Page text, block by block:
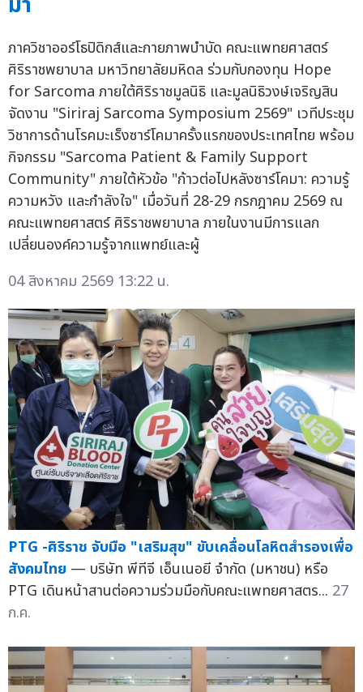
ภาควิชาออร์โธปิดิกส์และกายภาพบำบัด คณะแพทยศาสตร์
ศิริราชพยาบาล มหาวิทยาลัยมหิดล ร่วมกับกองทุน Hope
for Sarcoma ภายใต้ศิริราชมูลนิธิ และมูลนิธิวงษ์เจริญสิน
จัดงาน "Siriraj Sarcoma Symposium 2569" เวทีประชุม
วิชาการด้านโรคมะเร็งซาร์โคมาครั้งแรกของประเทศไทย พร้อม
กิจกรรม "Sarcoma Patient & Family Support
Community" ภายใต้หัวข้อ "ก้าวต่อไปหลังซาร์โคมา: ความรู้
ความหวัง และกำลังใจ" เมื่อวันที่ 28-29 กรกฎาคม 2569 ณ
คณะแพทยศาสตร์ ศิริราชพยาบาล ภายในงานมีการแลก
เปลี่ยนองค์ความรู้จากแพทย์และผู้
04 สิงหาคม 2569 13:22 น.
PTG -ศิริราช จับมือ "เสริมสุข" ขับเคลื่อนโลหิตสำรองเพื่อ
สังคมไทย — บริษัท พีทีจี เอ็นเนอยี จำกัด (มหาชน) หรือ
PTG เดินหน้าสานต่อความร่วมมือกับคณะแพทยศาสตร... 27
ก.ค.